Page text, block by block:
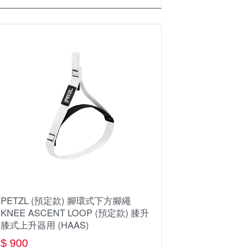
LIROSA
PETZL (預定款) 腳環式下方腳繩
KNEE ASCENT LOOP (預定款) 膝升
膝式上升器用 (HAAS)
$ 900